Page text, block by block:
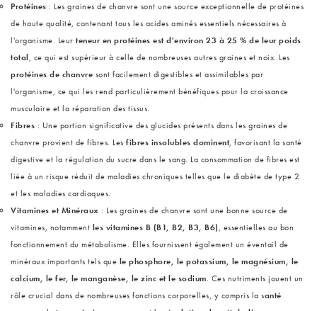
Protéines : Les graines de chanvre sont une source exceptionnelle de protéines
de haute qualité, contenant tous les acides aminés essentiels nécessaires à
l'organisme. Leur teneur en protéines est d'environ 23 à 25 % de leur poids
total, ce qui est supérieur à celle de nombreuses autres graines et noix. Les
protéines de chanvre sont facilement digestibles et assimilables par
l'organisme, ce qui les rend particulièrement bénéfiques pour la croissance
musculaire et la réparation des tissus.
Fibres : Une portion significative des glucides présents dans les graines de
chanvre provient de fibres. Les fibres insolubles dominent, favorisant la santé
digestive et la régulation du sucre dans le sang. La consommation de fibres est
liée à un risque réduit de maladies chroniques telles que le diabète de type 2
et les maladies cardiaques.
Vitamines et Minéraux : Les graines de chanvre sont une bonne source de
vitamines, notamment les vitamines B (B1, B2, B3, B6), essentielles au bon
fonctionnement du métabolisme. Elles fournissent également un éventail de
minéraux importants tels que le phosphore, le potassium, le magnésium, le
calcium, le fer, le manganèse, le zinc et le sodium. Ces nutriments jouent un
rôle crucial dans de nombreuses fonctions corporelles, y compris la santé